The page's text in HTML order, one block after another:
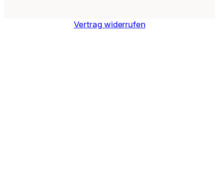
Vertrag widerrufen